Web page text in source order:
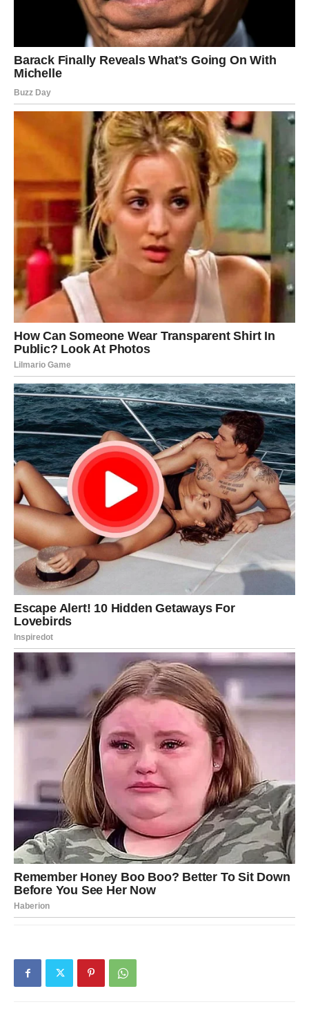
Strelac
Strelac ulazi u period želje za promenom, pokretom i
novim iskustvima. Ako je dugo osećao da stoji u mestu,
sada će poželeti da to promeni. Ovo je vreme u kojem će
ga privlačiti nove ideje, novi ljudi i sve ono što mu vraća
osećaj slobode.
Na ljubavnom planu moguće su lepe i spontane situacije.
Strelčevi mogu upoznati osobu kroz druženje, put,
poruku ili neki sasvim neplaniran susret. Oni koji su u
vezi mogu osetiti potrebu da unesu više svežine u odnos.
Na poslovnom planu važno je da ne odustane od onoga
što želi samo zato što još ne vidi jasan rezultat. Neke
stvari dolaze sporije, ali dolaze.
Jarac
Jarac ulazi u ozbiljniji period, ali i period važnog
sazrevanja. Ovo je vreme kada će jasnije nego ranije
videti ko mu je oslonac, šta mu je prioritet i koliko vredi
njegov trud. Jarčevi će se verovatno više fokusirati na
posao, finansije i planove za budućnost, ali će paralelno
osećati i potrebu da se emotivno zaštite.
Na ljubavnom planu moguća je distanca ako odnos nema
dovoljno dubine i iskrenosti. Jarac sada nema strpljenja
za površne priče. Oni koji su u vezi želeće ozbiljnost, dok
slobodni mogu upoznati osobu koja deluje stabilno i
pouzdano.
Na poslovnom planu moguće su važne odluke. Ovo nije
period za brzoplete poteze, već za pametne i dugoročne
korake.
Vodolija
Vodoliji neće biti lako u narednom periodu. Pred njom su
dani koji mogu doneti unutrašnju napetost, osećaj
nerazumevanja, pa čak i umor od ljudi i okolnosti koje od
nje traže previše. Mogući su nesporazumi, odlaganja,
emotivne dileme ili situacije u kojima će morati da bira
između onoga što oseća i onoga što zna da mora.
Vodolija je navikla da deluje snažno i samostalno, ali sada
će možda osetiti da joj je potrebna tišina, povlačenje i
vreme da sama sa sobom raščisti neke stvari. Ovo je
period koji je ne ruši, već je tera da stane, razmisli i shvati
Na ljubavnom planu mogući su nesporazumi sa